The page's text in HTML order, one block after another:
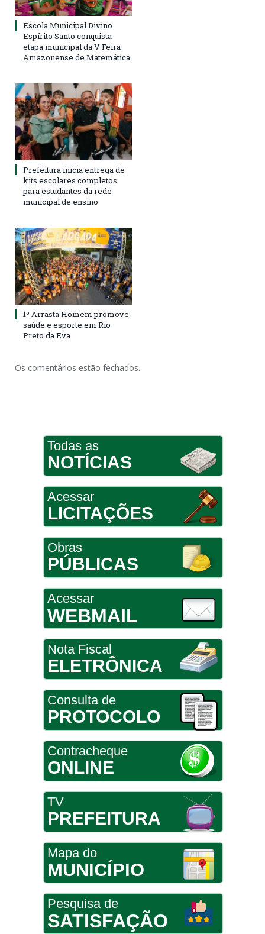
Escola Municipal Divino
Espírito Santo conquista
etapa municipal da V Feira
Amazonense de Matemática
Prefeitura inicia entrega de
kits escolares completos
para estudantes da rede
municipal de ensino
1º Arrasta Homem promove
saúde e esporte em Rio
Preto da Eva
Os comentários estão fechados.
Todas as
NOTÍCIAS
Acessar
LICITAÇÕES
Obras
PÚBLICAS
Acessar
WEBMAIL
Nota Fiscal
ELETRÔNICA
Consulta de
PROTOCOLO
Contracheque
ONLINE
TV
PREFEITURA
Mapa do
MUNICÍPIO
Pesquisa de
SATISFAÇÃO